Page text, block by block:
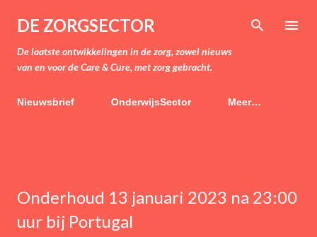
Doorgaan naar hoofdcontent
DE ZORGSECTOR
De laatste ontwikkelingen in de zorg, zowel nieuws
van en voor de Care & Cure, met zorg gebracht.
Nieuwsbrief OnderwijsSector Meer…
Onderhoud 13 januari 2023 na 23:00
uur bij Portugal